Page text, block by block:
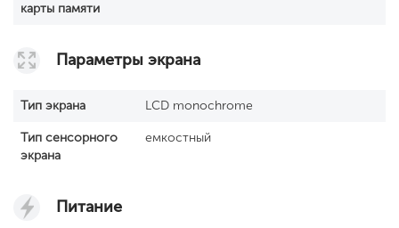
карты памяти
Параметры экрана
Тип экрана LCD monochrome
Тип сенсорного
экрана
емкостный
Питание